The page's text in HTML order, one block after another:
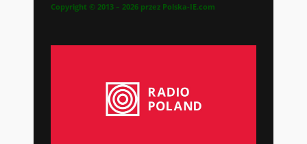
Copyright © 2013 – 2026 przez Polska-IE.com